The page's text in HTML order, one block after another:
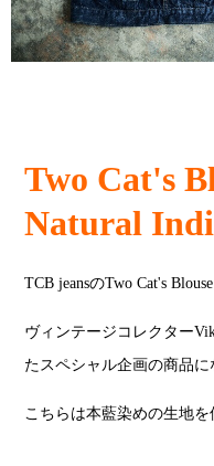
Two Cat's
Natural
TCB jeansのTwo Cat's
ヴィンテージコレクター
たスペシャル企画の商品に
こちらは本藍染めの生地を